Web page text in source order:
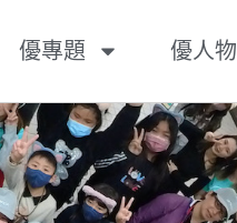
優專題 優人物